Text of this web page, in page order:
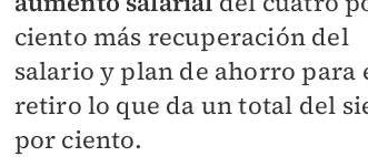
ciento más recuperación del
salario y plan de ahorro para
retiro lo que da un total del
por ciento.